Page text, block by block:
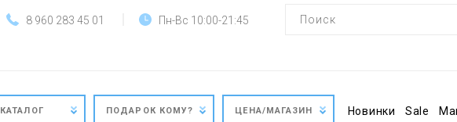
8 960 283 45 01 Пн-Вс 10:00-21:45
КАТАЛОГ ПОДАРОК КОМУ? ЦЕНА/МАГАЗИН Новинки Sale